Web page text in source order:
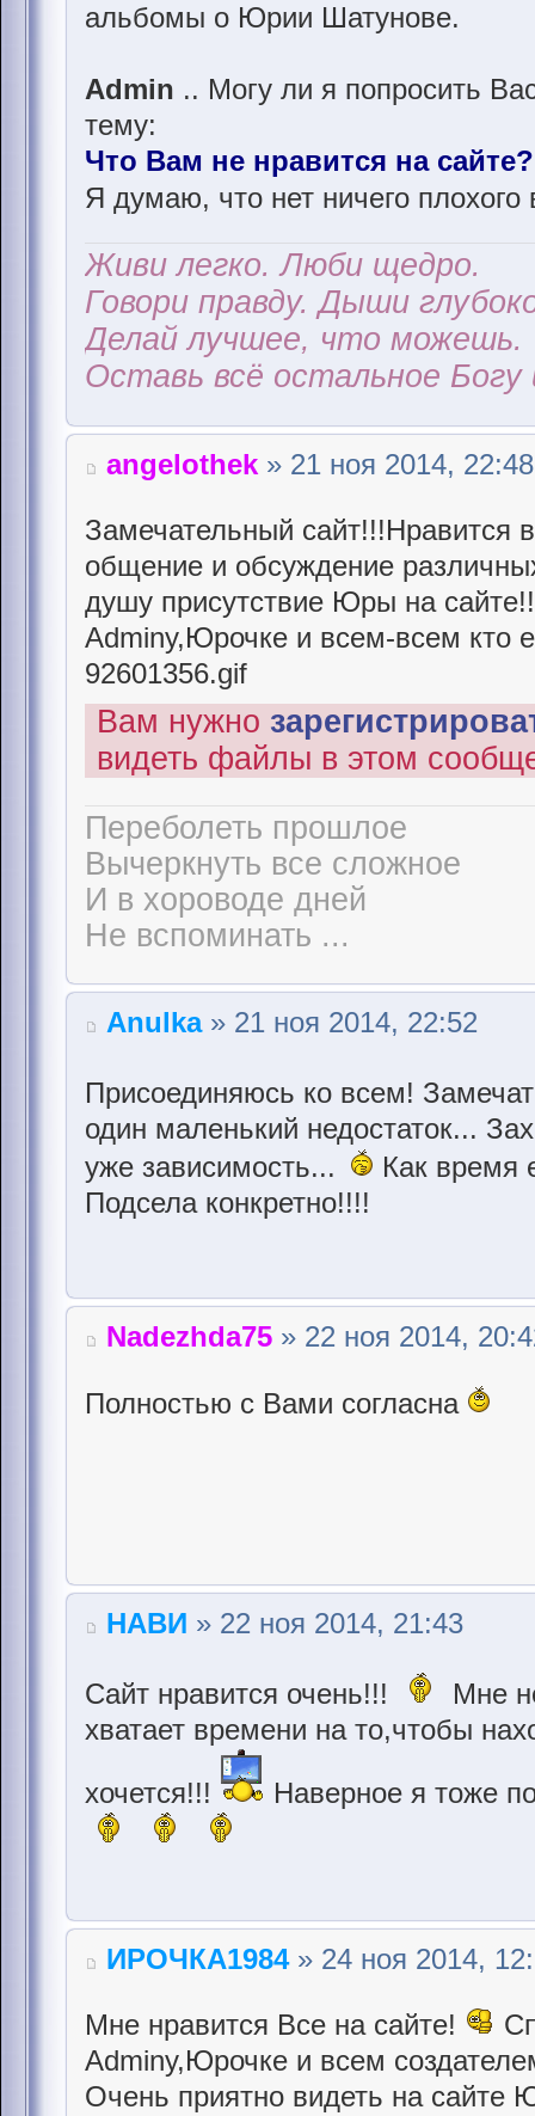
альбомы о Юрии Шатунове.
Admin .. Могу ли я попросить
тему:
Что Вам не нравится на сайте?
Я думаю, что нет ничего
Живи легко. Люби щедро.
Говори правду. Дыши
Делай лучшее, что можешь.
Оставь всё остальное Богу
angelothek » 21 ноя 2014, 22:48
Замечательный сайт!!!Нравится
общение и обсуждение
душу присутствие Юры на
Adminу,Юрочке и всем-всем кто
92601356.gif
Вам нужно
видеть файлы в этом
Переболеть прошлое
Вычеркнуть все сложное
И в хороводе дней
Не вспоминать ...
Anulka» 21 ноя 2014, 22:52
Присоединяюсь ко всем!
один маленький недостаток...
уже зависимость...
Как время
Подсела конкретно!!!!
Nadezhda75 » 22 ноя 2014,
Полностью с Вами согласна
НАВИ » 22 ноя 2014, 21:43
Сайт нравится очень!!!
Мне
хватает времени на то,чтобы
хочется!!!
Наверное я тоже
ИРОЧКА1984» 24 ноя 2014,
Мне нравится Все на сайте!
Adminу,Юрочке и всем
Очень приятно видеть на